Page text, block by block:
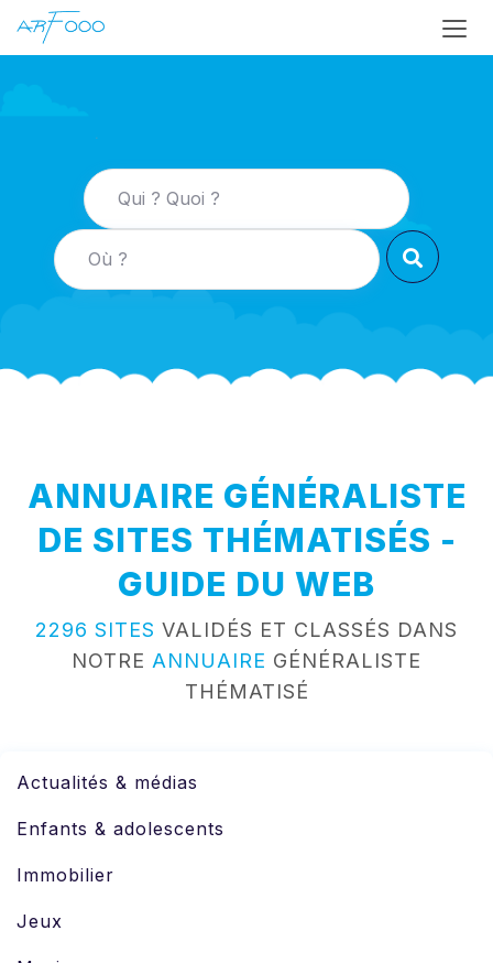
ANNUAIRE GÉNÉRALISTE
DE SITES THÉMATISÉS -
GUIDE DU WEB
2296 SITES VALIDÉS ET CLASSÉS DANS
NOTRE ANNUAIRE GÉNÉRALISTE
THÉMATISÉ
Actualités & médias
Enfants & adolescents
Immobilier
Jeux